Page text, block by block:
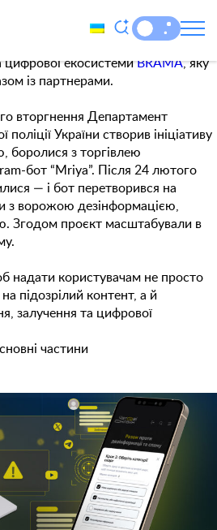
яка допомагає боротися з
шкідливим контентом у
екосистемиBRAMA, яку
із партнерами.
вторгнення Департамент
поліції України створив ініціативу
боролися з торгівлею
бот “Mriya”. Після 24 лютого
— і бот перетворився на
з ворожою дезінформацією,
Згодом проєкт масштабували в
надати користувачам не просто
підозрілий контент, а й
залучення та цифрової
частини